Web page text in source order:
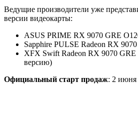
Ведущие производители уже
версии видеокарты:
ASUS PRIME RX 9070 GRE
Sapphire PULSE Radeon RX
XFX Swift Radeon RX 9070
версию)
Официальный старт продаж: 2 июня